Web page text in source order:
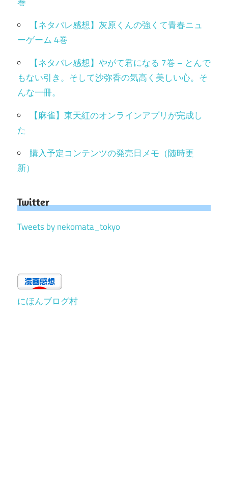
【ネタバレ感想】灰原くんの強くて青春ニュ
ーゲーム 4巻
【ネタバレ感想】やがて君になる 7巻 – とんで
もない引き。そして沙弥香の気高く美しい心。そ
んな一冊。
【麻雀】東天紅のオンラインアプリが完成し
た
購入予定コンテンツの発売日メモ（随時更
新）
Twitter
Tweets by nekomata_tokyo
にほんブログ村